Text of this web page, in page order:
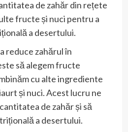
de zahăr din rețete
fructe și nuci pentru a
a desertului.
reduce zahărul în
să alegem fructe
cu alte ingrediente
și nuci. Acest lucru ne
de zahăr și să
a desertului.